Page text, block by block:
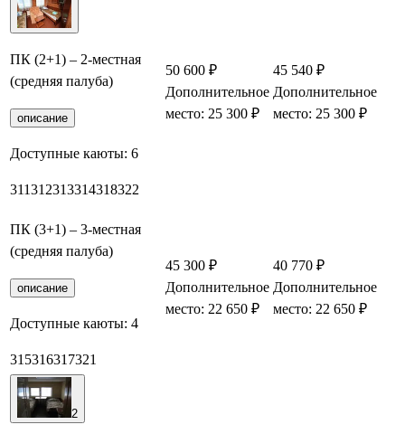
ПК (2+1) – 2-местная
(средняя палуба)
описание
Доступные каюты: 6
311312313314318322
50 600 ₽
Дополнительное
место: 25 300 ₽
45 540 ₽
Дополнительное
место: 25 300 ₽
ПК (3+1) – 3-местная
(средняя палуба)
описание
Доступные каюты: 4
315316317321
45 300 ₽
Дополнительное
место: 22 650 ₽
40 770 ₽
Дополнительное
место: 22 650 ₽
2